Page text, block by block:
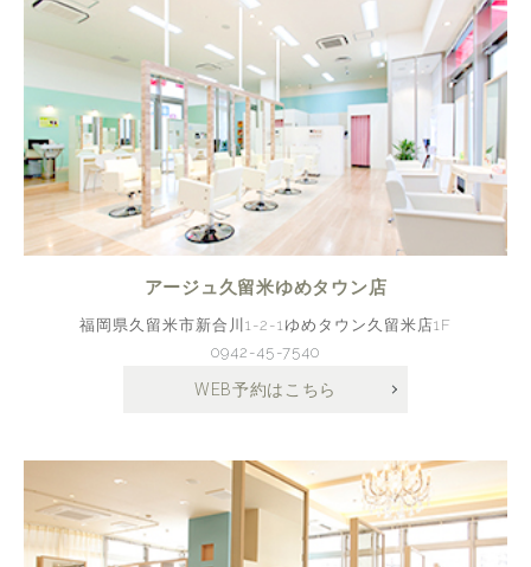
アージュ久留米ゆめタウン店
福岡県久留米市新合川1-2-1ゆめタウン久留米店1F
0942-45-7540
WEB予約はこちら